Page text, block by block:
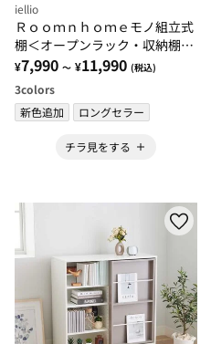
iellio
Ｒｏｏｍｎｈｏｍｅモノ組立式
棚＜オープンラック・収納棚・
オープンシェルフ・ラック・韓
国インテリア＞
¥7,990 ～ ¥11,990 (税込)
3colors
新色追加
ロングセラー
チラ見をする